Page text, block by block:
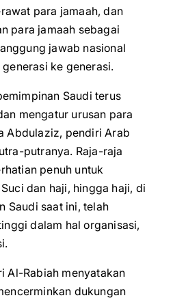
para jamaah, dan
para jamaah sebagai
jawab nasional
ke generasi.
Saudi terus
mengatur urusan para
Abdulaziz, pendiri Arab
putranya. Raja-raja
penuh untuk
dan haji, hingga haji, di
Saudi saat ini, telah
dalam hal organisasi,
Al-Rabiah menyatakan
dukungan